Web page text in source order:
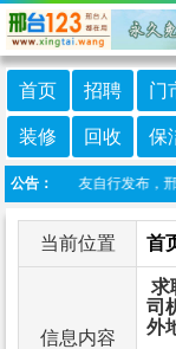
首页 招聘 门
装修 回收 保
公告：
信息由网友自行发布，邢
当前位置 首
信息内容
求
司
外